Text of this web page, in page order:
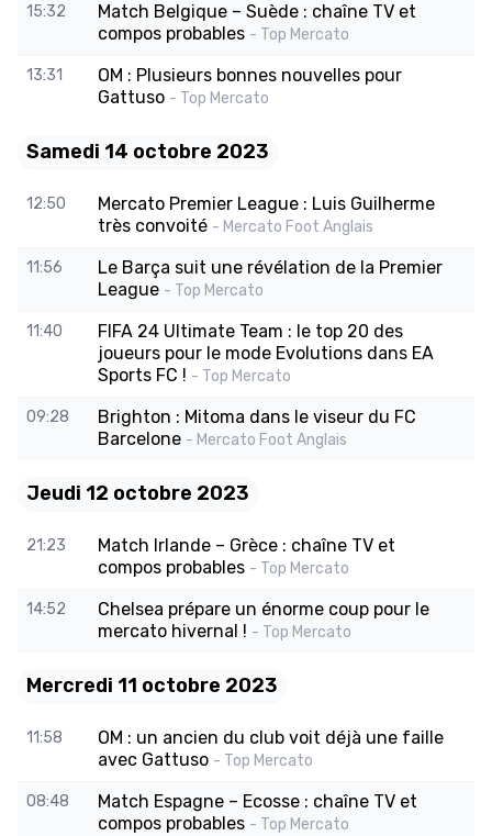
15:32
Match Belgique – Suède : chaîne TV et
compos probables - Top Mercato
13:31
OM : Plusieurs bonnes nouvelles pour
Gattuso - Top Mercato
Samedi 14 octobre 2023
12:50
Mercato Premier League : Luis Guilherme
très convoité - Mercato Foot Anglais
11:56
Le Barça suit une révélation de la Premier
League - Top Mercato
11:40
FIFA 24 Ultimate Team : le top 20 des
joueurs pour le mode Evolutions dans EA
Sports FC ! - Top Mercato
09:28
Brighton : Mitoma dans le viseur du FC
Barcelone - Mercato Foot Anglais
Jeudi 12 octobre 2023
21:23
Match Irlande – Grèce : chaîne TV et
compos probables - Top Mercato
14:52
Chelsea prépare un énorme coup pour le
mercato hivernal ! - Top Mercato
Mercredi 11 octobre 2023
11:58
OM : un ancien du club voit déjà une faille
avec Gattuso - Top Mercato
08:48
Match Espagne – Ecosse : chaîne TV et
compos probables - Top Mercato